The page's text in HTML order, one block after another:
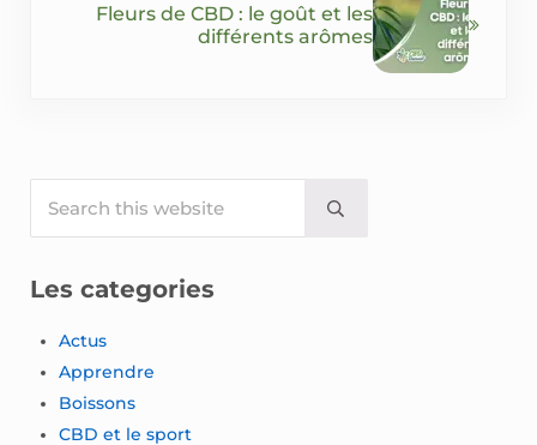
Fleurs de CBD : le goût et les
différents arômes
Sidebar
Submit search
Les categories
Actus
Apprendre
Boissons
CBD et le sport